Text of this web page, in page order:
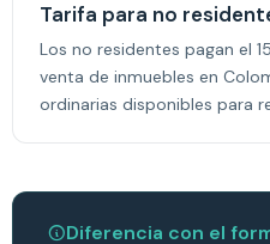
Tarifa para no
Los no residentes pagan el
venta de inmuebles en
ordinarias disponibles para
Diferencia con el